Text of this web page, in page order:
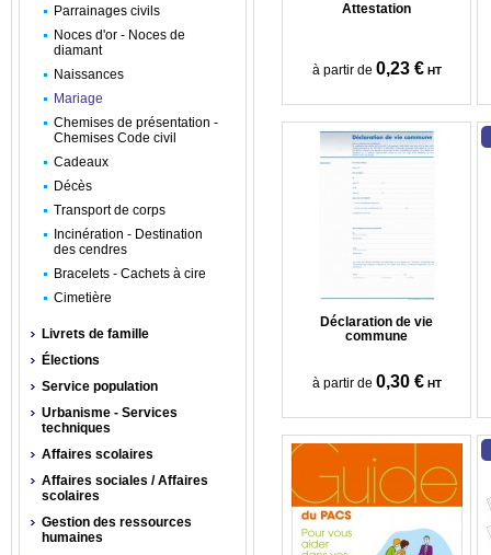
Attestation
à partir de 0,23 € HT
Déclaration de vie
commune
à partir de 0,30 € HT
Parrainages civils
Noces d'or - Noces de
diamant
Naissances
Mariage
Chemises de présentation -
Chemises Code civil
Cadeaux
Décès
Transport de corps
Incinération - Destination
des cendres
Bracelets - Cachets à cire
Cimetière
Livrets de famille
Élections
Service population
Urbanisme - Services
techniques
Affaires scolaires
Affaires sociales / Affaires
scolaires
Gestion des ressources
humaines